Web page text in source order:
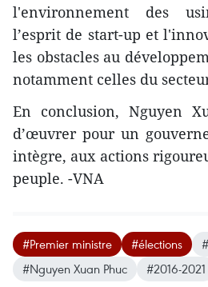
l'environnement des
l’esprit de start-up et
les obstacles au
notamment celles du
En conclusion, Nguyen
d’œuvrer pour un
intègre, aux actions
peuple. -VNA
#Premier ministre #élections
#Nguyen Xuan Phuc
#2016-2021